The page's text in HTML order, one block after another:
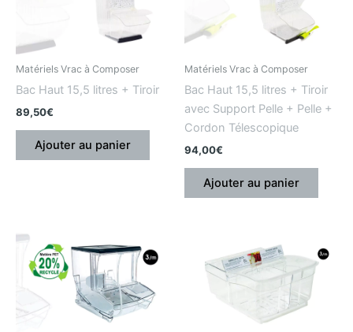
Matériels Vrac à Composer
Bac Haut 15,5 litres + Tiroir
89,50€
Ajouter au panier
Matériels Vrac à Composer
Bac Haut 15,5 litres + Tiroir
avec Support Pelle + Pelle +
Cordon Télescopique
94,00€
Ajouter au panier